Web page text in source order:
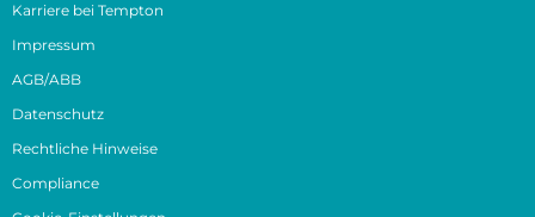
Karriere bei Tempton
Impressum
AGB/ABB
Datenschutz
Rechtliche Hinweise
Compliance